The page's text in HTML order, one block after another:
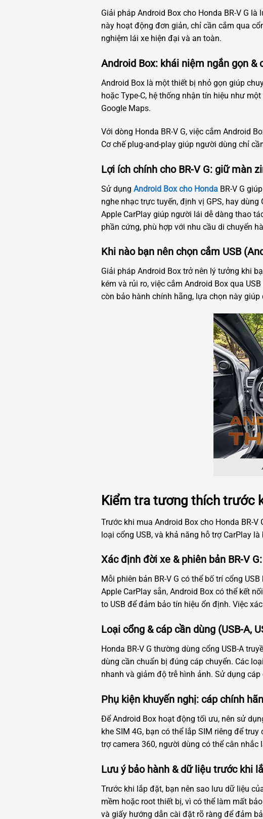
Giải pháp Android Box cho Honda BR-V G
này hoạt động đơn giản, chỉ cần cắm qua
nghiệm lái xe hiện đại và an toàn.
Android Box: khái niệm ngắn gọn &
Android Box là một thiết bị nhỏ gọn giúp
hoặc Type-C, hệ thống nhận tín hiệu như
Google Maps.
Với dòng Honda BR-V G, việc cắm Android
Cơ chế plug-and-play giúp người dùng chỉ
Lợi ích chính cho BR-V G: giữ màn
Sử dụng Android Box cho HondaBR-V G
nghe nhạc trực tuyến, định vị GPS, hay
Apple CarPlay giúp người lái dễ dàng thao
phần cứng, phù hợp với nhu cầu di chuyển
Khi nào bạn nên chọn cắm USB
Giải pháp Android Box trở nên lý tưởng khi
kém và rủi ro, việc cắm Android Box qua
còn bảo hành chính hãng, lựa chọn này
Kiểm tra tương thích trước
Trước khi mua Android Box cho Honda BR-
loại cổng USB, và khả năng hỗ trợ CarPlay
Xác định đời xe & phiên bản BR-V
Mỗi phiên bản BR-V G có thể bố trí cổng
Apple CarPlay sẵn, Android Box có thể kết
to USB để đảm bảo tín hiệu ổn định. Việc
Loại cổng & cáp cần dùng (USB-A,
Honda BR-V G thường dùng cổng USB-A
dùng cần chuẩn bị đúng cáp chuyển. Các
nhanh và giảm độ trễ hình ảnh. Sử dụng
Phụ kiện khuyến nghị: cáp chính
Để Android Box hoạt động tối ưu, nên sử
khe SIM 4G, bạn có thể lắp SIM riêng để
trợ camera 360, người dùng có thể cân
Lưu ý bảo hành & dữ liệu trước khi
Trước khi lắp đặt, bạn nên sao lưu dữ liệu
mềm hoặc root thiết bị, vì có thể làm mất
và giấy hướng dẫn cài đặt rõ ràng để đảm